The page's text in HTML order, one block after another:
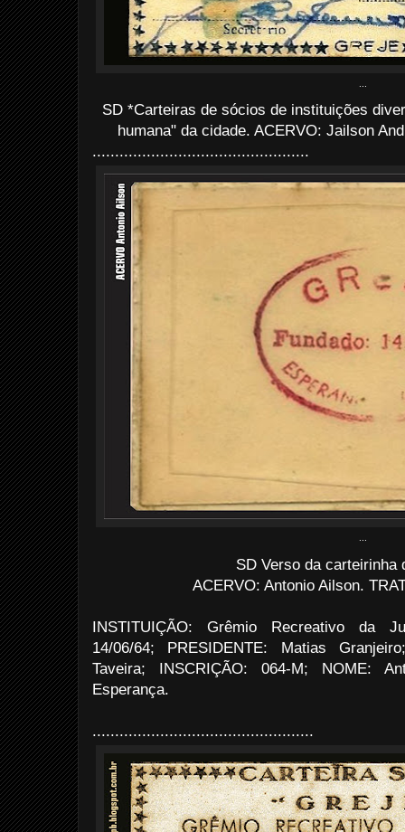
SD *Carteiras de sócios de instituições
humana" da cidade. ACERVO: Jailson
................................................
...
SD Verso da carteirinha
ACERVO: Antonio Ailson.
INSTITUIÇÃO: Grêmio Recreativo da
14/06/64; PRESIDENTE: Matias
Taveira; INSCRIÇÃO: 064-M; NOME:
Esperança.
.................................................